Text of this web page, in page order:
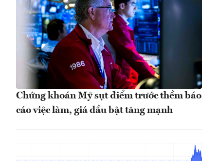
Chứng khoán Mỹ sụt điểm trước thềm báo
cáo việc làm, giá dầu bật tăng mạnh